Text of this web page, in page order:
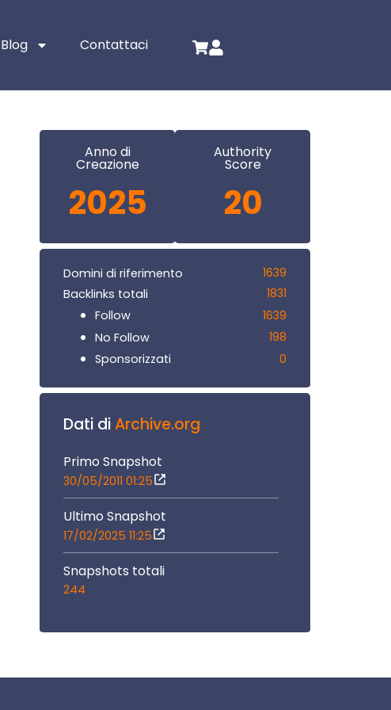
Blog Contattaci
Anno di
Creazione
2025
Authority
Score
20
Domini di riferimento
1639
Backlinks totali
1831
Follow
1639
No Follow
198
Sponsorizzati
0
Dati diArchive.org
Primo Snapshot
30/05/2011 01:25
Ultimo Snapshot
17/02/2025 11:25
Snapshots totali
244